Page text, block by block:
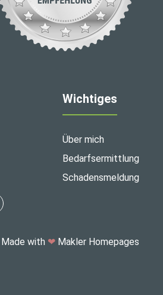
Wichtiges
Über mich
Bedarfsermittlung
Schadensmeldung
Made with ❤Makler Homepages